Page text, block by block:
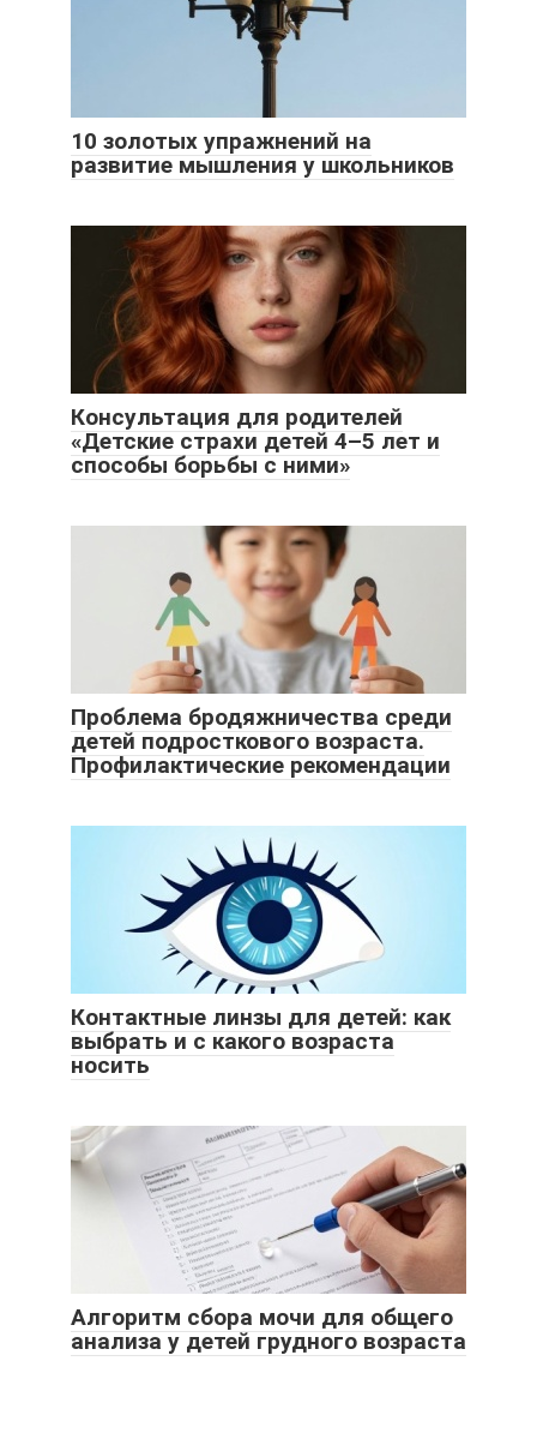
10 золотых упражнений на
развитие мышления у школьников
Консультация для родителей
«Детские страхи детей 4–5 лет и
способы борьбы с ними»
Проблема бродяжничества среди
детей подросткового возраста.
Профилактические рекомендации
Контактные линзы для детей: как
выбрать и с какого возраста
носить
Алгоритм сбора мочи для общего
анализа у детей грудного возраста